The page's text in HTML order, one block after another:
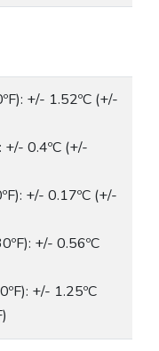
+/- 1.52ºC (+/-
+/- 0.4ºC (+/-
+/- 0.17ºC (+/-
+/- 0.56ºC
+/- 1.25ºC